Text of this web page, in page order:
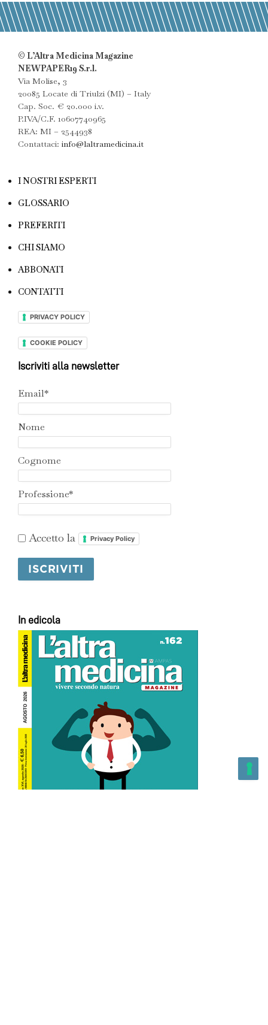
© L’Altra Medicina Magazine
NEWPAPER19 S.r.l.
Via Molise, 3
20085 Locate di Triulzi (MI) – Italy
Cap. Soc. € 20.000 i.v.
P.IVA/C.F. 10607740965
REA: MI – 2544938
Contattaci: info@laltramedicina.it
I NOSTRI ESPERTI
GLOSSARIO
PREFERITI
CHI SIAMO
ABBONATI
CONTATTI
PRIVACY POLICY
COOKIE POLICY
Iscriviti alla newsletter
Email*
Nome
Cognome
Professione*
Accetto la Privacy Policy
In edicola